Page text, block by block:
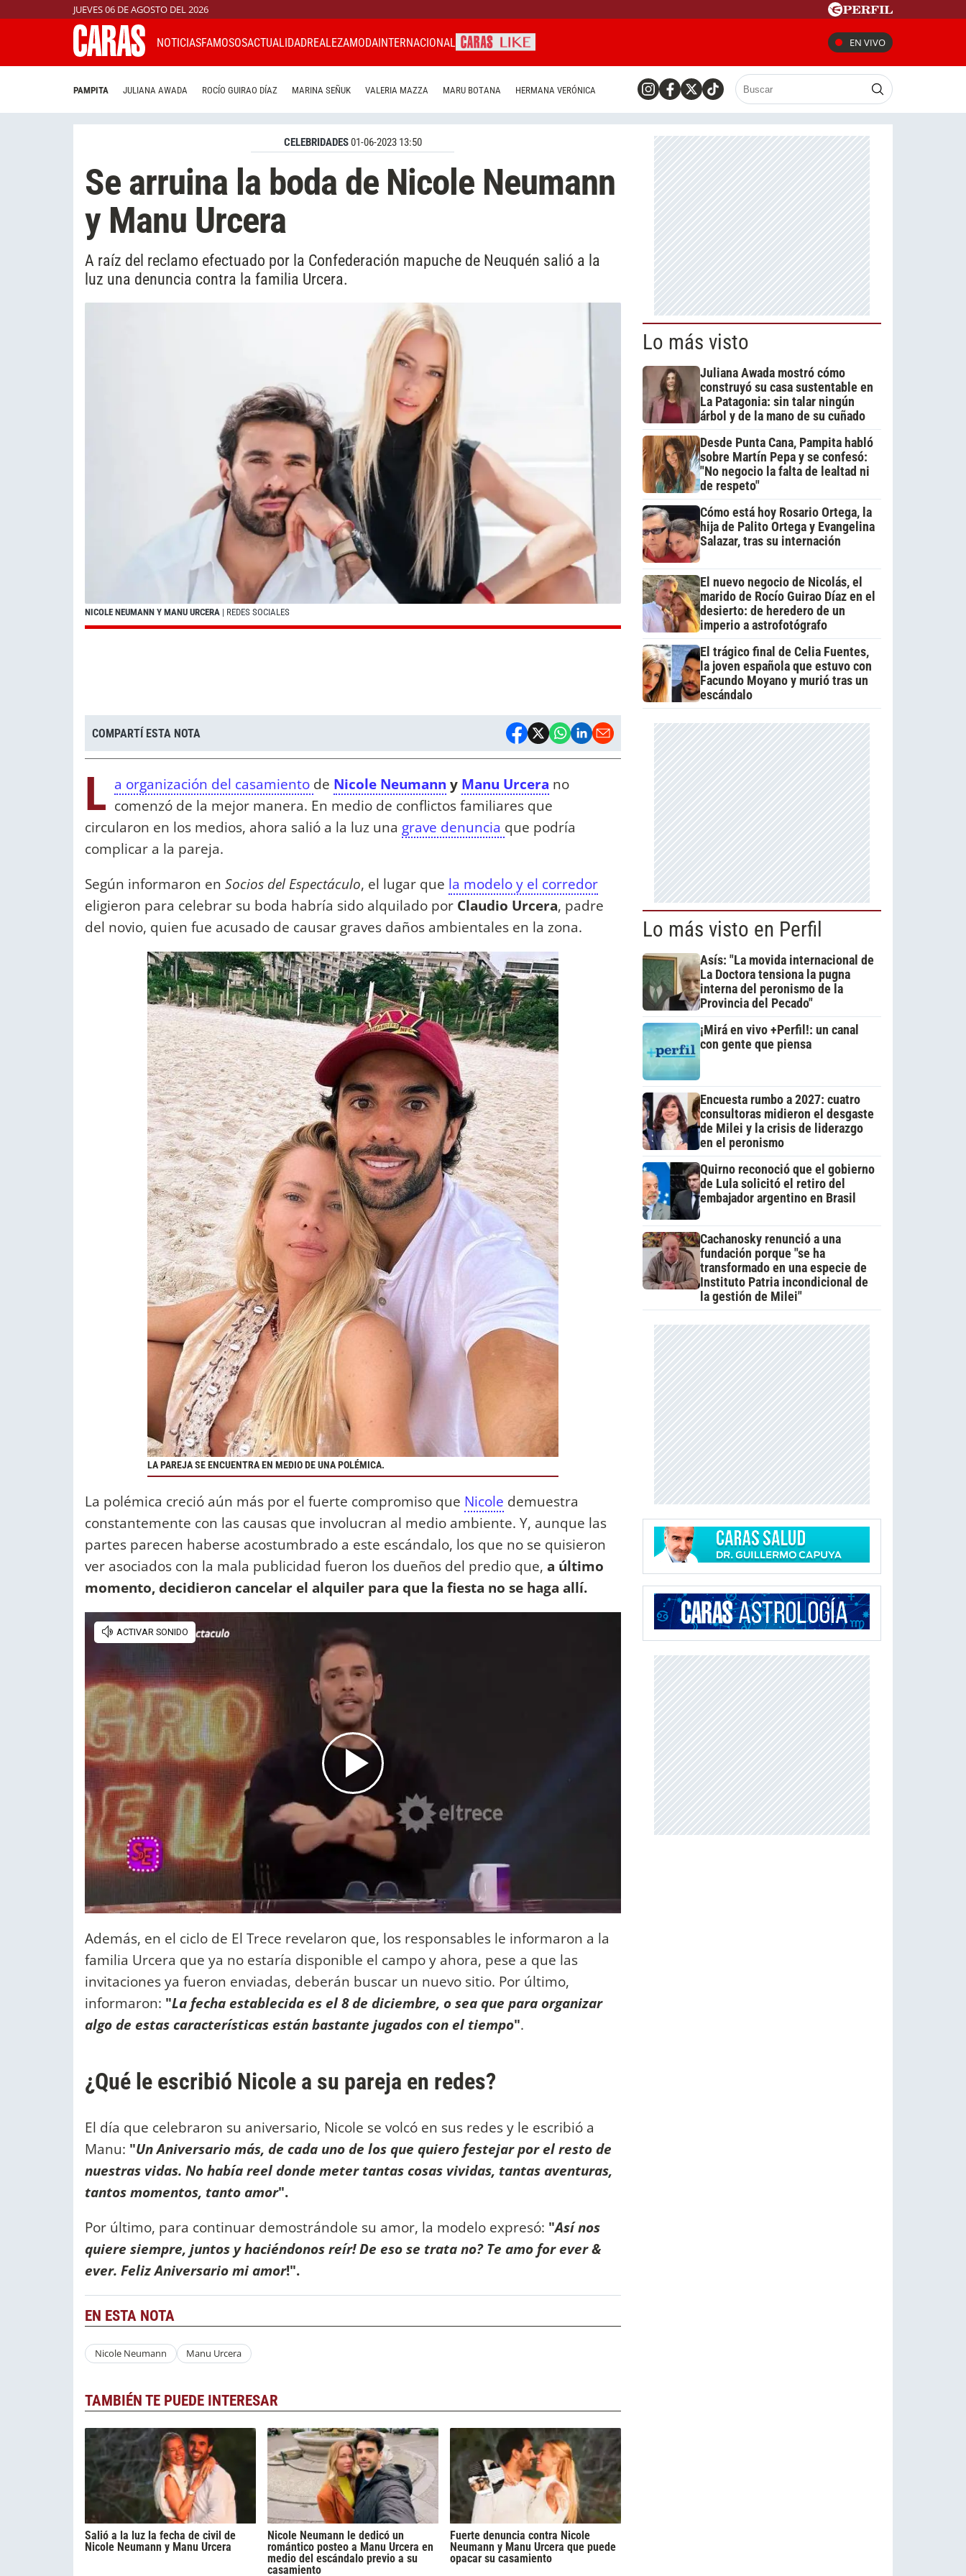
JUEVES 06 DE AGOSTO DEL 2026
NOTICIASFAMOSOSACTUALIDADREALEZAMODAINTERNACIONAL EN VIVO
PAMPITA JULIANA AWADA ROCÍO GUIRAO DÍAZ MARINA SEÑUK VALERIA MAZZA MARU BOTANA HERMANA VERÓNICA
CELEBRIDADES01-06-2023 13:50
Se arruina la boda de Nicole Neumann
y Manu Urcera
A raíz del reclamo efectuado por la Confederación mapuche de Neuquén salió a la
luz una denuncia contra la familia Urcera.
NICOLE NEUMANN Y MANU URCERA | REDES SOCIALES
COMPARTÍ ESTA NOTA
L a organización del casamiento de Nicole Neumann y Manu Urcera no
comenzó de la mejor manera. En medio de conflictos familiares que
circularon en los medios, ahora salió a la luz una grave denuncia que podría
complicar a la pareja.
Según informaron en Socios del Espectáculo, el lugar que la modelo y el corredor
eligieron para celebrar su boda habría sido alquilado por Claudio Urcera, padre
del novio, quien fue acusado de causar graves daños ambientales en la zona.
LA PAREJA SE ENCUENTRA EN MEDIO DE UNA POLÉMICA.
La polémica creció aún más por el fuerte compromiso que Nicole demuestra
constantemente con las causas que involucran al medio ambiente. Y, aunque las
partes parecen haberse acostumbrado a este escándalo, los que no se quisieron
ver asociados con la mala publicidad fueron los dueños del predio que, a último
momento, decidieron cancelar el alquiler para que la fiesta no se haga allí.
Además, en el ciclo de El Trece revelaron que, los responsables le informaron a la
familia Urcera que ya no estaría disponible el campo y ahora, pese a que las
invitaciones ya fueron enviadas, deberán buscar un nuevo sitio. Por último,
informaron: "La fecha establecida es el 8 de diciembre, o sea que para organizar
algo de estas características están bastante jugados con el tiempo".
¿Qué le escribió Nicole a su pareja en redes?
El día que celebraron su aniversario, Nicole se volcó en sus redes y le escribió a
Manu: "Un Aniversario más, de cada uno de los que quiero festejar por el resto de
nuestras vidas. No había reel donde meter tantas cosas vividas, tantas aventuras,
tantos momentos, tanto amor".
Por último, para continuar demostrándole su amor, la modelo expresó: "Así nos
quiere siempre, juntos y haciéndonos reír! De eso se trata no? Te amo for ever &
ever. Feliz Aniversario mi amor!".
EN ESTA NOTA
Nicole Neumann Manu Urcera
TAMBIÉN TE PUEDE INTERESAR
Salió a la luz la fecha de civil de
Nicole Neumann y Manu Urcera
Nicole Neumann le dedicó un
romántico posteo a Manu Urcera en
medio del escándalo previo a su
casamiento
Fuerte denuncia contra Nicole
Neumann y Manu Urcera que puede
opacar su casamiento
Lo más visto
Juliana Awada mostró cómo
construyó su casa sustentable en
La Patagonia: sin talar ningún
árbol y de la mano de su cuñado
Desde Punta Cana, Pampita habló
sobre Martín Pepa y se confesó:
"No negocio la falta de lealtad ni
de respeto"
Cómo está hoy Rosario Ortega, la
hija de Palito Ortega y Evangelina
Salazar, tras su internación
El nuevo negocio de Nicolás, el
marido de Rocío Guirao Díaz en el
desierto: de heredero de un
imperio a astrofotógrafo
El trágico final de Celia Fuentes,
la joven española que estuvo con
Facundo Moyano y murió tras un
escándalo
Lo más visto en Perfil
Asís: "La movida internacional de
La Doctora tensiona la pugna
interna del peronismo de la
Provincia del Pecado"
¡Mirá en vivo +Perfil!: un canal
con gente que piensa
Encuesta rumbo a 2027: cuatro
consultoras midieron el desgaste
de Milei y la crisis de liderazgo
en el peronismo
Quirno reconoció que el gobierno
de Lula solicitó el retiro del
embajador argentino en Brasil
Cachanosky renunció a una
fundación porque "se ha
transformado en una especie de
Instituto Patria incondicional de
la gestión de Milei"